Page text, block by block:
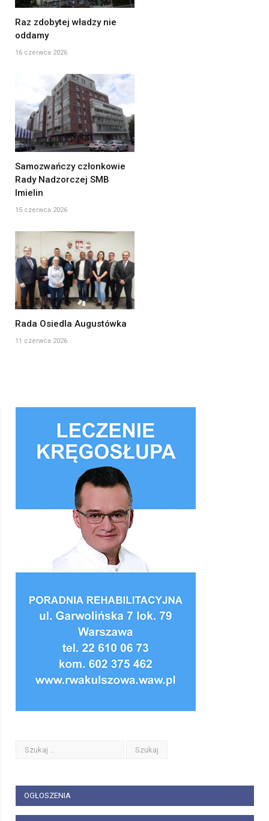
Raz zdobytej władzy nie
oddamy
16 czerwca 2026
Samozwańczy członkowie
Rady Nadzorczej SMB
Imielin
15 czerwca 2026
Rada Osiedla Augustówka
11 czerwca 2026
OGŁOSZENIA